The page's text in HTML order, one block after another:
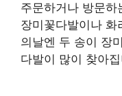
주문하거나 방문
장미꽃다발이나
의날엔 두 송이 장
다발이 많이 찾아